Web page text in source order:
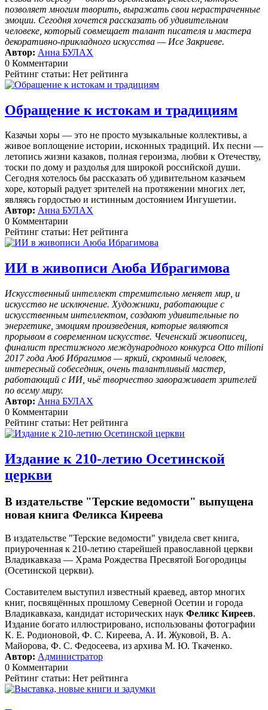
позволяет многим творить, выражать свои нерастраченные
эмоции. Сегодня хочется рассказать об удивительном
человеке, который совмещает талант писателя и мастера
декоративно-прикладного искусства — Исе Закриеве.
Автор: Анна БУЛАХ
0 Комментарии
Рейтинг статьи: Нет рейтинга
Обращение к истокам и традициям
Казачьи хоры — это не просто музыкальные коллективы, а
живое воплощение истории, исконных традиций. Их песни —
летопись жизни казаков, полная героизма, любви к Отечеству,
тоски по дому и раздолья для широкой российской души.
Сегодня хотелось бы рассказать об удивительном казачьем
хоре, который радует зрителей на протяжении многих лет,
являясь гордостью и истинным достоянием Ингушетии.
Автор: Анна БУЛАХ
0 Комментарии
Рейтинг статьи: Нет рейтинга
ИИ в живописи Аюба Ибрагимова
Искусственный интеллект стремительно меняет мир, и
искусство не исключение. Художники, работающие с
искусственным интеллектом, создают удивительные по
энергетике, эмоциям произведения, которые являются
прорывом в современном искусстве. Чеченский живописец,
финалист престижного международного конкурса Otto milioni
2017 года Аюб Ибрагимов — яркий, скромный человек,
интересный собеседник, очень талантливый мастер,
работающий с ИИ, чьё творчество завораживает зрителей
по всему миру.
Автор: Анна БУЛАХ
0 Комментарии
Рейтинг статьи: Нет рейтинга
Издание к 210-летию Осетинской
церкви
В издательстве "Терские ведомости" выпущена
новая книга Феликса Киреева
В издательстве "Терские ведомости" увидела свет книга,
приуроченная к 210-летию старейшей православной церкви
Владикавказа — Храма Рождества Пресвятой Богородицы
(Осетинской церкви).
Составителем выступил известный краевед, автор многих
книг, посвящённых прошлому Северной Осетии и города
Владикавказа, кандидат исторических наук Феликс Киреев.
Издание богато иллюстрировано, использованы фотографии
К. Е. Родионовой, Ф. С. Киреева, А. И. Жуковой, В. А.
Майорова, Ф. С. Федосеева, из архива М. Ю. Ткаченко.
Автор: Администратор
0 Комментарии
Рейтинг статьи: Нет рейтинга